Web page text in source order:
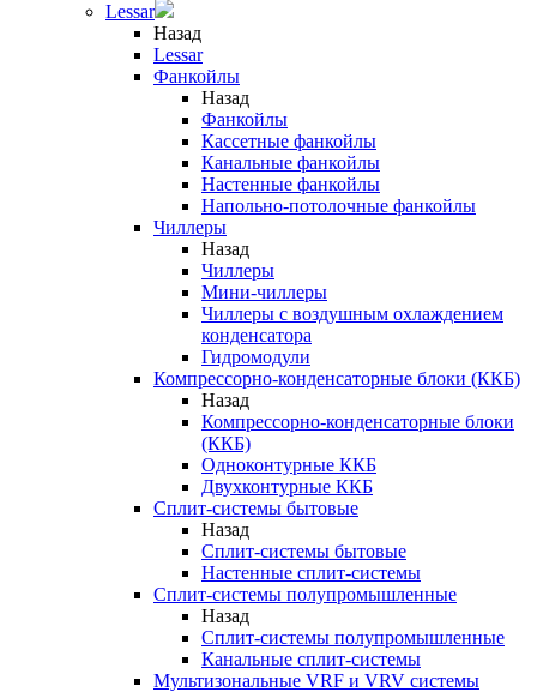
Lessar
Назад
Lessar
Фанкойлы
Назад
Фанкойлы
Кассетные фанкойлы
Канальные фанкойлы
Настенные фанкойлы
Напольно-потолочные фанкойлы
Чиллеры
Назад
Чиллеры
Мини-чиллеры
Чиллеры с воздушным охлаждением
конденсатора
Гидромодули
Компрессорно-конденсаторные блоки (ККБ)
Назад
Компрессорно-конденсаторные блоки
(ККБ)
Одноконтурные ККБ
Двухконтурные ККБ
Сплит-системы бытовые
Назад
Сплит-системы бытовые
Настенные сплит-системы
Сплит-системы полупромышленные
Назад
Сплит-системы полупромышленные
Канальные сплит-системы
Мультизональные VRF и VRV системы